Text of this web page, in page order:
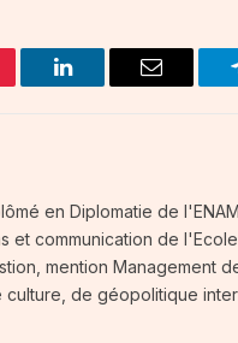
LinkedIn Email
en Diplomatie de
et communication de
mention Management
de géopolitique